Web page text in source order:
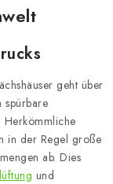
geht über
spürbare
. Herkömmliche
in der Regel große
ab. Dies
und